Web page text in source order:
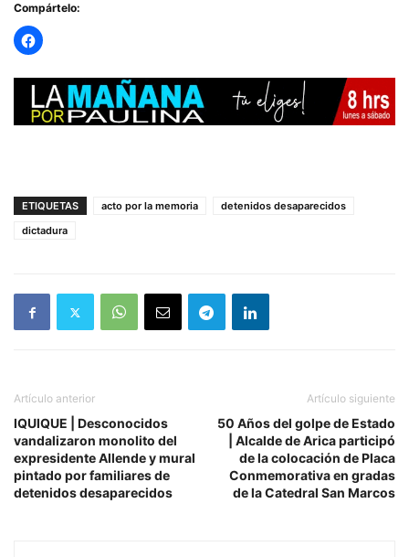
Compártelo:
ETIQUETAS acto por la memoria
detenidos desaparecidos
dictadura
Artículo anterior
IQUIQUE | Desconocidos
vandalizaron monolito del
expresidente Allende y mural
pintado por familiares de
detenidos desaparecidos
Artículo siguiente
50 Años del golpe de Estado
| Alcalde de Arica participó
de la colocación de Placa
Conmemorativa en gradas
de la Catedral San Marcos